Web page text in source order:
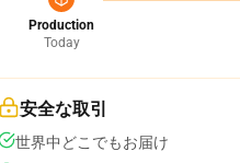
Production
Today
安全な取引
世界中どこでもお届け